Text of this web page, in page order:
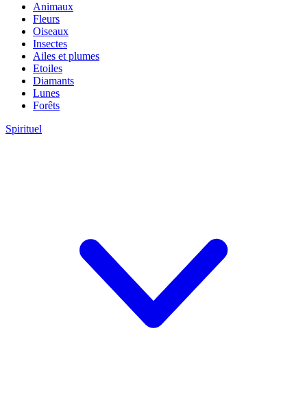
Animaux
Fleurs
Oiseaux
Insectes
Ailes et plumes
Etoiles
Diamants
Lunes
Forêts
Spirituel